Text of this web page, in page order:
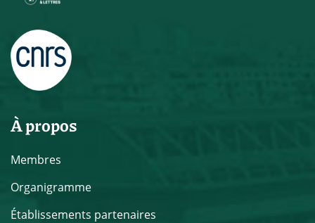
À propos
Membres
Organigramme
Établissements partenaires